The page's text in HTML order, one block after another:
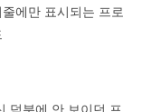
에만 표시되는 프로